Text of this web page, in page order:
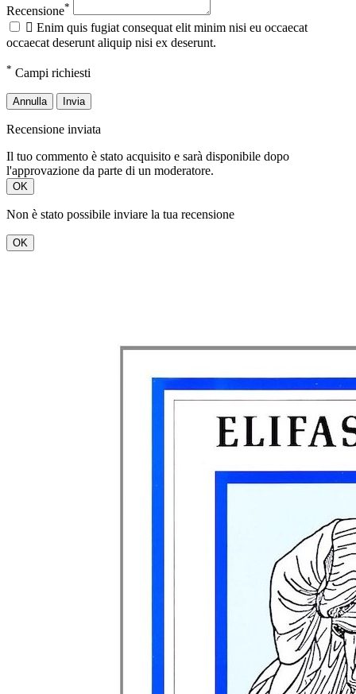
Recensione*
 Enim quis fugiat consequat elit minim nisi eu occaecat
occaecat deserunt aliquip nisi ex deserunt.
* Campi richiesti
Annulla Invia
Recensione inviata
Il tuo commento è stato acquisito e sarà disponibile dopo
l'approvazione da parte di un moderatore.
OK
Non è stato possibile inviare la tua recensione
OK